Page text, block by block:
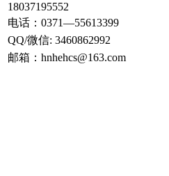
18037195552
电话：0371—55613399
QQ/微信: 3460862992
邮箱：hnhehcs@163.com